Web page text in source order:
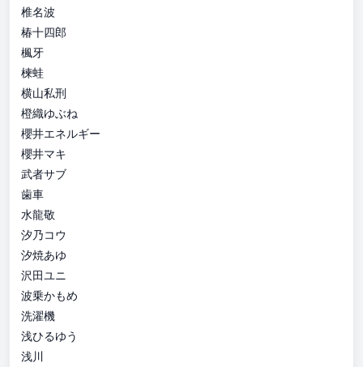
椎名波
椿十四郎
楓牙
楝蛙
横山私刑
橙織ゆぶね
櫻井エネルギー
櫻井マキ
武者サブ
歯車
水龍敬
汐乃コウ
汐焼あゆ
沢田ユニ
波乗かもめ
洗濯機
浅ひるゆう
浅川